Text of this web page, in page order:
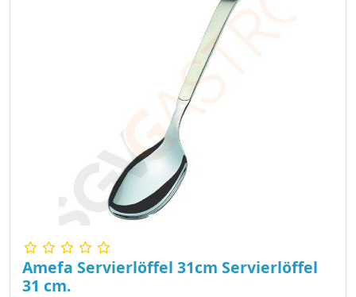
Amefa Servierlöffel 31cm Servierlöffel
31 cm.